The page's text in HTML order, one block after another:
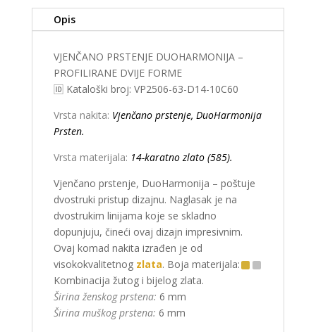
Opis
VJENČANO PRSTENJE DUOHARMONIJA –
PROFILIRANE DVIJE FORME
🆔 Kataloški broj: VP2506-63-D14-10C60
Vrsta nakita: Vjenčano prstenje, DuoHarmonija
Prsten.
Vrsta materijala: 14-karatno zlato (585).
Vjenčano prstenje, DuoHarmonija – poštuje
dvostruki pristup dizajnu. Naglasak je na
dvostrukim linijama koje se skladno
dopunjuju, čineći ovaj dizajn impresivnim.
Ovaj komad nakita izrađen je od
visokokvalitetnog zlata. Boja materijala:
Kombinacija žutog i bijelog zlata.
Širina ženskog prstena: 6 mm
Širina muškog prstena: 6 mm